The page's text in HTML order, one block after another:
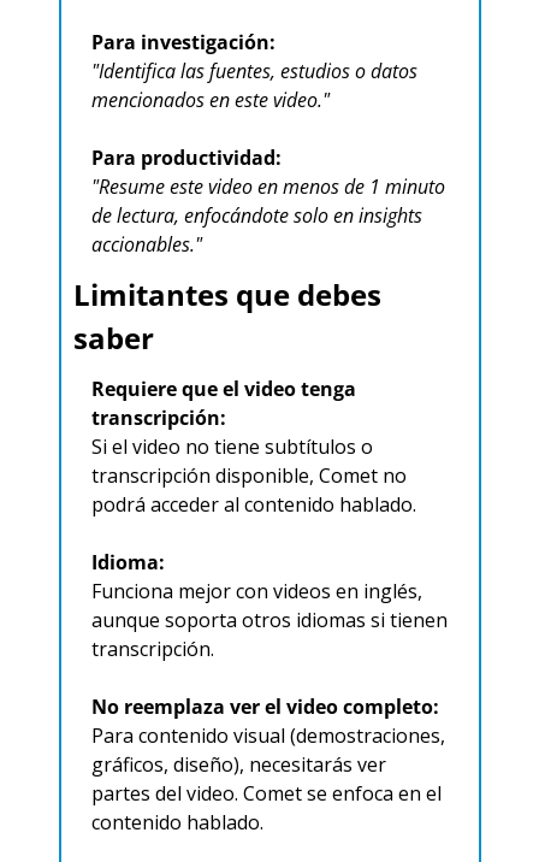
Para investigación:
"Identifica las fuentes, estudios o datos
mencionados en este video."
Para productividad:
"Resume este video en menos de 1 minuto
de lectura, enfocándote solo en insights
accionables."
Limitantes que debes
saber
Requiere que el video tenga
transcripción:
Si el video no tiene subtítulos o
transcripción disponible, Comet no
podrá acceder al contenido hablado.​
Idioma:
Funciona mejor con videos en inglés,
aunque soporta otros idiomas si tienen
transcripción.
No reemplaza ver el video completo:
Para contenido visual (demostraciones,
gráficos, diseño), necesitarás ver
partes del video. Comet se enfoca en el
contenido hablado.​